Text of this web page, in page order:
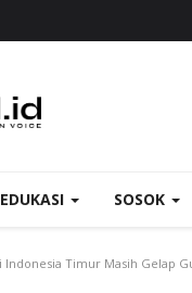
EDUKASI SOSOK
Indonesia Timur Masih Gelap